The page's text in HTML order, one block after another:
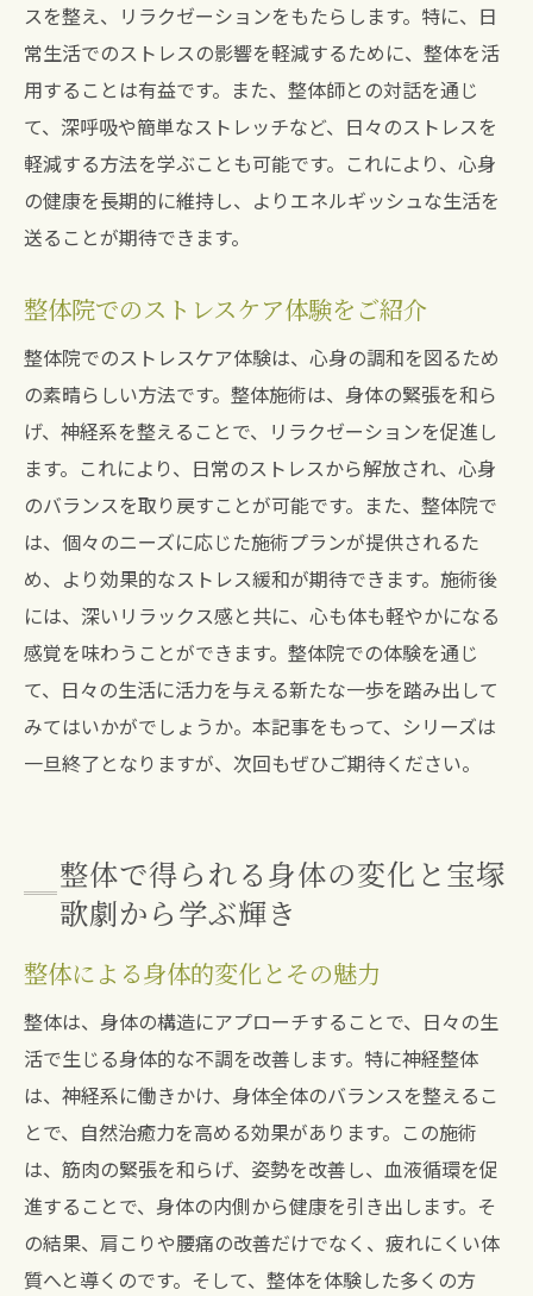
スを整え、リラクゼーションをもたらします。特に、日
常生活でのストレスの影響を軽減するために、整体を活
用することは有益です。また、整体師との対話を通じ
て、深呼吸や簡単なストレッチなど、日々のストレスを
軽減する方法を学ぶことも可能です。これにより、心身
の健康を長期的に維持し、よりエネルギッシュな生活を
送ることが期待できます。
整体院でのストレスケア体験をご紹介
整体院でのストレスケア体験は、心身の調和を図るため
の素晴らしい方法です。整体施術は、身体の緊張を和ら
げ、神経系を整えることで、リラクゼーションを促進し
ます。これにより、日常のストレスから解放され、心身
のバランスを取り戻すことが可能です。また、整体院で
は、個々のニーズに応じた施術プランが提供されるた
め、より効果的なストレス緩和が期待できます。施術後
には、深いリラックス感と共に、心も体も軽やかになる
感覚を味わうことができます。整体院での体験を通じ
て、日々の生活に活力を与える新たな一歩を踏み出して
みてはいかがでしょうか。本記事をもって、シリーズは
一旦終了となりますが、次回もぜひご期待ください。
整体で得られる身体の変化と宝塚
歌劇から学ぶ輝き
整体による身体的変化とその魅力
整体は、身体の構造にアプローチすることで、日々の生
活で生じる身体的な不調を改善します。特に神経整体
は、神経系に働きかけ、身体全体のバランスを整えるこ
とで、自然治癒力を高める効果があります。この施術
は、筋肉の緊張を和らげ、姿勢を改善し、血液循環を促
進することで、身体の内側から健康を引き出します。そ
の結果、肩こりや腰痛の改善だけでなく、疲れにくい体
質へと導くのです。そして、整体を体験した多くの方